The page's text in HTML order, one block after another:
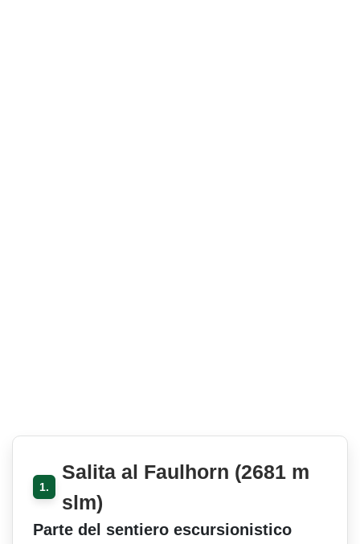
1.
Salita al Faulhorn (2681 m
slm)
Parte del sentiero escursionistico